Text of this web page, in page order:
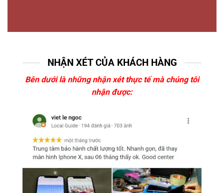
NHẬN XÉT CỦA KHÁCH HÀNG
Bên dưới là những nhận xét thực tế mà chúng tôi
nhận được: